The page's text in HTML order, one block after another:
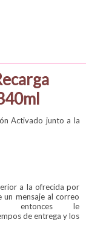
Activado junto a la
a la ofrecida por
mensaje al correo
entonces le
de entrega y los